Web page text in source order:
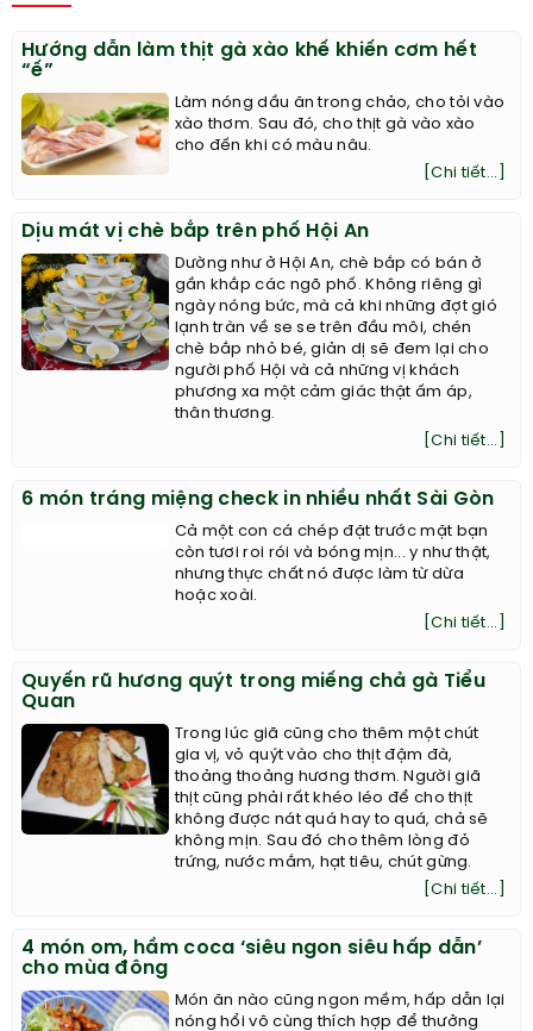
Hướng dẫn làm thịt gà xào khế khiến cơm hết
“ế”
Làm nóng dầu ăn trong chảo, cho tỏi vào
xào thơm. Sau đó, cho thịt gà vào xào
cho đến khi có màu nâu.
[Chi tiết...]
Dịu mát vị chè bắp trên phố Hội An
Dường như ở Hội An, chè bắp có bán ở
gần khắp các ngõ phố. Không riêng gì
ngày nóng bức, mà cả khi những đợt gió
lạnh tràn về se se trên đầu môi, chén
chè bắp nhỏ bé, giản dị sẽ đem lại cho
người phố Hội và cả những vị khách
phương xa một cảm giác thật ấm áp,
thân thương.
[Chi tiết...]
6 món tráng miệng check in nhiều nhất Sài Gòn
Cả một con cá chép đặt trước mặt bạn
còn tươi roi rói và bóng mịn... y như thật,
nhưng thực chất nó được làm từ dừa
hoặc xoài.
[Chi tiết...]
Quyến rũ hương quýt trong miếng chả gà Tiểu
Quan
Trong lúc giã cũng cho thêm một chút
gia vị, vỏ quýt vào cho thịt đậm đà,
thoảng thoảng hương thơm. Người giã
thịt cũng phải rất khéo léo để cho thịt
không được nát quá hay to quá, chả sẽ
không mịn. Sau đó cho thêm lòng đỏ
trứng, nước mắm, hạt tiêu, chút gừng.
[Chi tiết...]
4 món om, hầm coca ‘siêu ngon siêu hấp dẫn’
cho mùa đông
Món ăn nào cũng ngon mềm, hấp dẫn lại
nóng hổi vô cùng thích hợp để thưởng